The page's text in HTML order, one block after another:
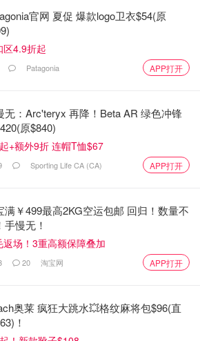
赛
星期六
Water St, Port Perry, ON L0C 1B0,
Boats 主办的
佩里港端午节有趣
桨的好日子，也是支持社区的好方
官网 夏促 爆款logo卫衣$54(原
区4.9折起
Patagonia APP打开
无：Arc'teryx 再降！Beta AR 绿色冲锋
原$840)
+额外9折 连帽T恤$67
Sporting Life CA (CA) APP打开
满￥499最高2KG空运包邮 回归！数量不
手慢无！
返场！3重高额保障叠加
20 淘宝网 APP打开
奥莱 疯狂大跳水💥格纹麻将包$96(直
！